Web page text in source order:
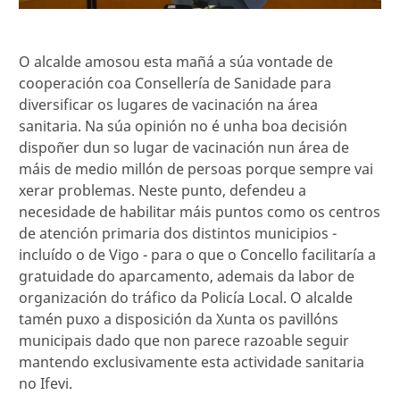
O alcalde amosou esta mañá a súa vontade de
cooperación coa Consellería de Sanidade para
diversificar os lugares de vacinación na área
sanitaria. Na súa opinión no é unha boa decisión
dispoñer dun so lugar de vacinación nun área de
máis de medio millón de persoas porque sempre vai
xerar problemas. Neste punto, defendeu a
necesidade de habilitar máis puntos como os centros
de atención primaria dos distintos municipios -
incluído o de Vigo - para o que o Concello facilitaría a
gratuidade do aparcamento, ademais da labor de
organización do tráfico da Policía Local. O alcalde
tamén puxo a disposición da Xunta os pavillóns
municipais dado que non parece razoable seguir
mantendo exclusivamente esta actividade sanitaria
no Ifevi.